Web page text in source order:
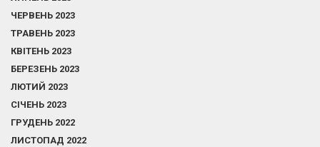
ЧЕРВЕНЬ 2023
ТРАВЕНЬ 2023
КВІТЕНЬ 2023
БЕРЕЗЕНЬ 2023
ЛЮТИЙ 2023
СІЧЕНЬ 2023
ГРУДЕНЬ 2022
ЛИСТОПАД 2022